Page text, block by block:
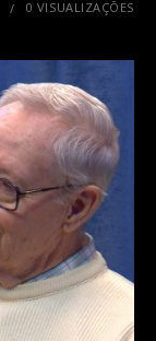
0 VISUALIZAÇÕES